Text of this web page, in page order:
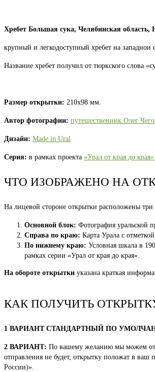
Хребет Большая сука, Челябинская
крупный и легкодоступный хребет на
Название хребет получил от тюркского слова
Размер открытки: 210х98 мм.
Автор фотографии: путешественник Олег
Дизайн: Made in Ural
Серия: в рамках проекта «Урал от края до края»
ЧТО ИЗОБРАЖЕНО НА
На лицевой стороне открытки расположены
Основной блок: Фотография уральской
Справа по краю: Карта Урала с
По нижнему краю: Условная шкала в
рамках серии «Урал от края до края».
На обороте открытки указана краткая
КАК ПОЛУЧИТЬ
1 ВАРИАНТ СТАНДАРТНЫЙ ПО
2 ВАРИАНТ: По вашему желанию мы можем
отправления не будет, открытку положат в ваш
России)».